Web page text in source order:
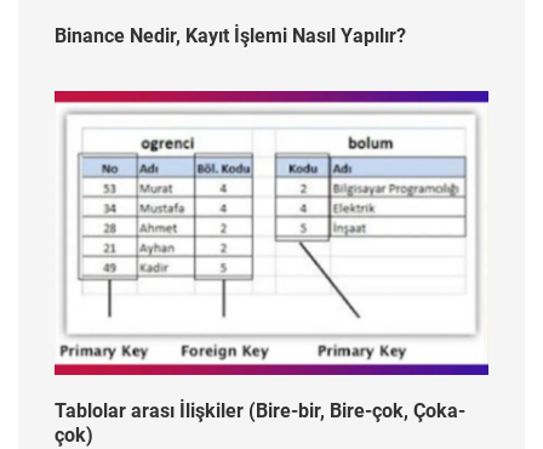
Binance Nedir, Kayıt İşlemi Nasıl Yapılır?
Tablolar arası İlişkiler (Bire-bir, Bire-çok, Çoka-
çok)